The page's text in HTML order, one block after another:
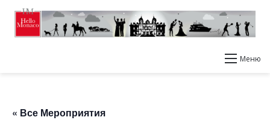
Меню
« Все Мероприятия